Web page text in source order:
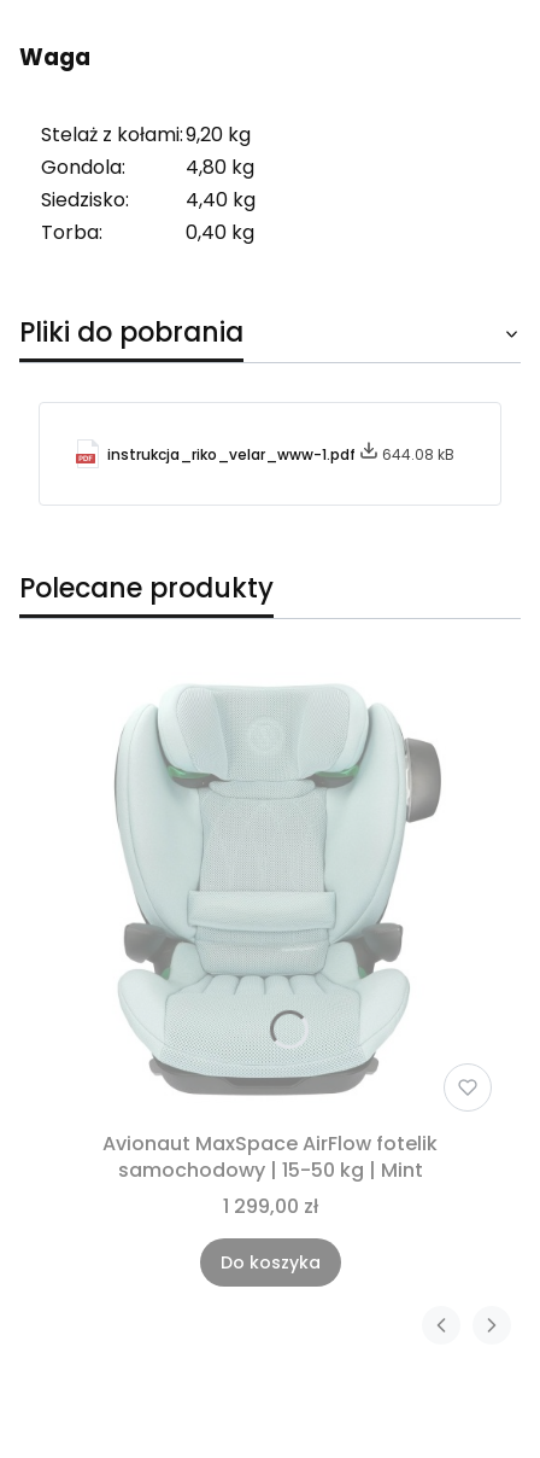
Waga
Stelaż z kołami:9,20 kg
Gondola:
4,80 kg
Siedzisko:
4,40 kg
Torba:
0,40 kg
Pliki do pobrania
instrukcja_riko_velar_www-1.pdf 644.08 kB
Polecane produkty
Avionaut MaxSpace AirFlow fotelik
samochodowy | 15-50 kg | Mint
1 299,00 zł
Do koszyka